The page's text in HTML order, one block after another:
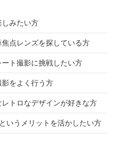
みたい方
点レンズを探している方
ト撮影に挑戦したい方
をよく行う方
トロなデザインが好きな方
いうメリットを活かしたい方